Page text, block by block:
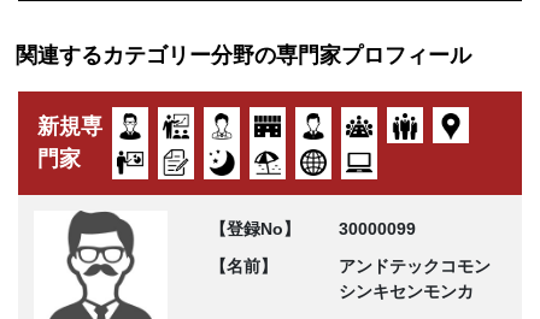
関連するカテゴリー分野の専門家プロフィール
新規専
門家
【登録No】
30000099
【名前】
アンドテックコモン
シンキセンモンカ